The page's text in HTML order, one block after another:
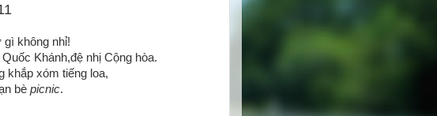
gì không nhỉ!
Khánh,đệ nhị Cộng hòa.
khắp xóm tiếng loa,
bè picnic.